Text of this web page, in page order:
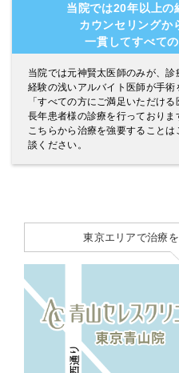
当院では20年以上の
カウンセリングか
一貫してすべて
当院では元神賢太医師のみが、診
経験の浅いアルバイト医師が手術
「すべての方にご満足いただけ
長年患者様の診療を行っておりま
こちらから治療を強要すること
談ください。
東京エリアで治療